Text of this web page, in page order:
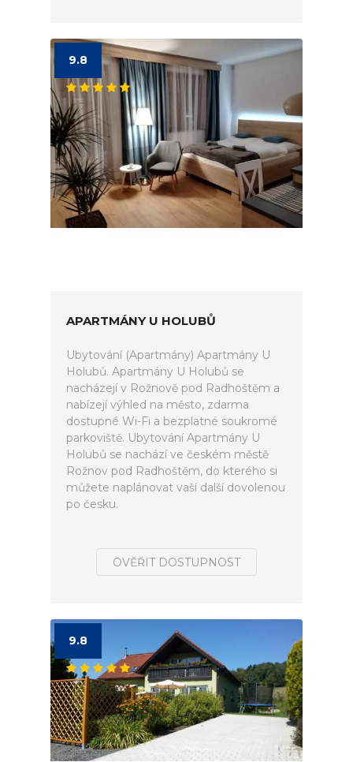
9.8
APARTMÁNY U HOLUBŮ
Ubytování (Apartmány) Apartmány U
Holubů. Apartmány U Holubů se
nacházejí v Rožnově pod Radhoštěm a
nabízejí výhled na město, zdarma
dostupné Wi-Fi a bezplatné soukromé
parkoviště. Ubytování Apartmány U
Holubů se nachází ve českém městě
Rožnov pod Radhoštěm, do kterého si
můžete naplánovat vaší další dovolenou
po česku.
OVĚŘIT DOSTUPNOST
9.8